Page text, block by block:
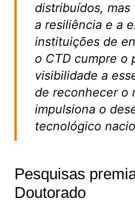
distribuídos, mas
a resiliência e a
instituições de
o CTD cumpre o
visibilidade a
de reconhecer o
impulsiona o
tecnológico
Pesquisas
Doutorado